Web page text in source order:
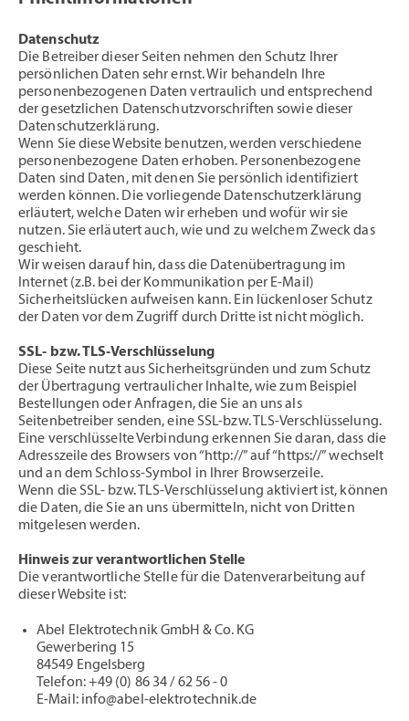
Datenschutz
Die Betreiber dieser Seiten nehmen den Schutz Ihrer
persönlichen Daten sehr ernst. Wir behandeln Ihre
personenbezogenen Daten vertraulich und entsprechend
der gesetzlichen Datenschutzvorschriften sowie dieser
Datenschutzerklärung.
Wenn Sie diese Website benutzen, werden verschiedene
personenbezogene Daten erhoben. Personenbezogene
Daten sind Daten, mit denen Sie persönlich identifiziert
werden können. Die vorliegende Datenschutzerklärung
erläutert, welche Daten wir erheben und wofür wir sie
nutzen. Sie erläutert auch, wie und zu welchem Zweck das
geschieht.
Wir weisen darauf hin, dass die Datenübertragung im
Internet (z.B. bei der Kommunikation per E-Mail)
Sicherheitslücken aufweisen kann. Ein lückenloser Schutz
der Daten vor dem Zugriff durch Dritte ist nicht möglich.
SSL- bzw. TLS-Verschlüsselung
Diese Seite nutzt aus Sicherheitsgründen und zum Schutz
der Übertragung vertraulicher Inhalte, wie zum Beispiel
Bestellungen oder Anfragen, die Sie an uns als
Seitenbetreiber senden, eine SSL-bzw. TLS-Verschlüsselung.
Eine verschlüsselte Verbindung erkennen Sie daran, dass die
Adresszeile des Browsers von “http://” auf “https://” wechselt
und an dem Schloss-Symbol in Ihrer Browserzeile.
Wenn die SSL- bzw. TLS-Verschlüsselung aktiviert ist, können
die Daten, die Sie an uns übermitteln, nicht von Dritten
mitgelesen werden.
Hinweis zur verantwortlichen Stelle
Die verantwortliche Stelle für die Datenverarbeitung auf
dieser Website ist:
Abel Elektrotechnik GmbH & Co. KG
Gewerbering 15
84549 Engelsberg
Telefon: +49 (0) 86 34 / 62 56 - 0
E-Mail: info@abel-elektrotechnik.de